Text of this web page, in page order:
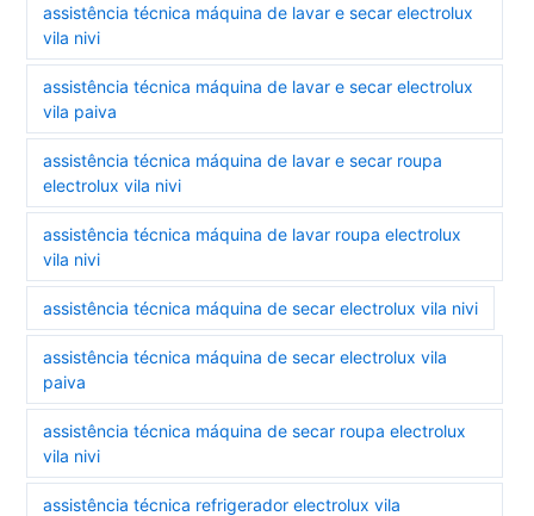
assistência técnica máquina de lavar e secar electrolux
vila nivi
assistência técnica máquina de lavar e secar electrolux
vila paiva
assistência técnica máquina de lavar e secar roupa
electrolux vila nivi
assistência técnica máquina de lavar roupa electrolux
vila nivi
assistência técnica máquina de secar electrolux vila nivi
assistência técnica máquina de secar electrolux vila
paiva
assistência técnica máquina de secar roupa electrolux
vila nivi
assistência técnica refrigerador electrolux vila